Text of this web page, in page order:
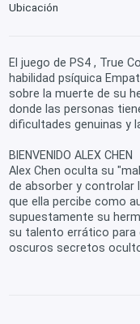
Ubicación
El juego de PS4 , True
habilidad psíquica
sobre la muerte de su
donde las personas
dificultades genuinas y
BIENVENIDO ALEX CHEN
Alex Chen oculta su
de absorber y controlar
que ella percibe como
supuestamente su
su talento errático para
oscuros secretos